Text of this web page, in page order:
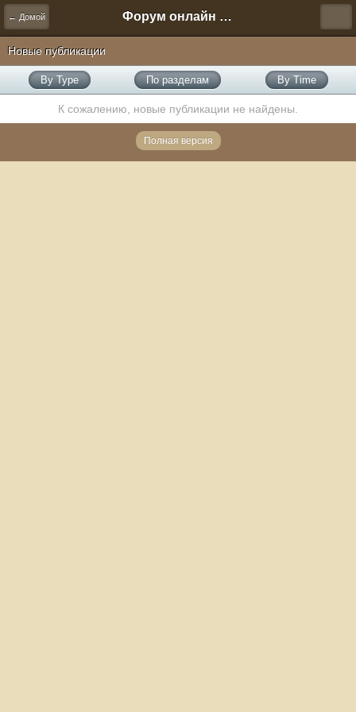
← Домой Форум онлайн игры "Новая Эра" (Нюра Биз)
Новые публикации
By Type По разделам By Time
К сожалению, новые публикации не найдены.
Полная версия